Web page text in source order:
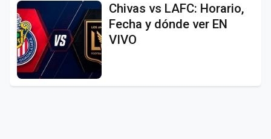
Chivas vs LAFC: Horario,
Fecha y dónde ver EN
VIVO